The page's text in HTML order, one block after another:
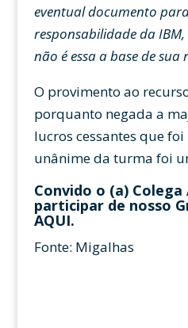
eventual documento
responsabilidade da
não é essa a base de
O provimento ao
porquanto negada a
lucros cessantes que
unânime da turma foi
Convido o (a)
participar de nosso
AQUI.
Fonte: Migalhas